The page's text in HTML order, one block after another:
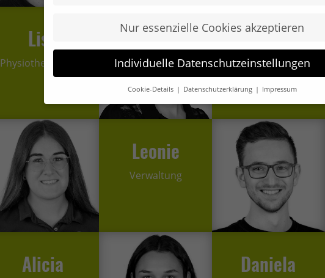
Lisa
Physiotherapeutin
Nicole
Physiotherapeutin
Leonie
Verwaltung
Alicia Daniela
Nur essenzielle Cookies akzeptieren
Individuelle Datenschutzeinstellungen
Cookie-Details Datenschutzerklärung Impressum
Datenschutzeinstellungen
Wenn Sie unter 16 Jahre alt sind und Ihre Zustimmung zu
Diensten geben möchten, müssen Sie Ihre Erziehungsberechtigten
Erlaubnis bitten.
Wir verwenden Cookies und andere Technologien auf unserer
Einige von ihnen sind essenziell, während andere uns helfen,
und Ihre Erfahrung zu verbessern.
Personenbezogene Daten
verarbeitet werden (z. B. IP-Adressen), z. B. für personalisierte
Inhalte oder Anzeigen- und Inhaltsmessung.
Weitere
Verwendung Ihrer Daten finden Sie in unserer
Hier finden Sie eine Übersicht über alle verwendeten Cookies. Sie
Ihre Einwilligung zu ganzen Kategorien geben oder sich weitere
Informationen anzeigen lassen und so nur bestimmte Cookies